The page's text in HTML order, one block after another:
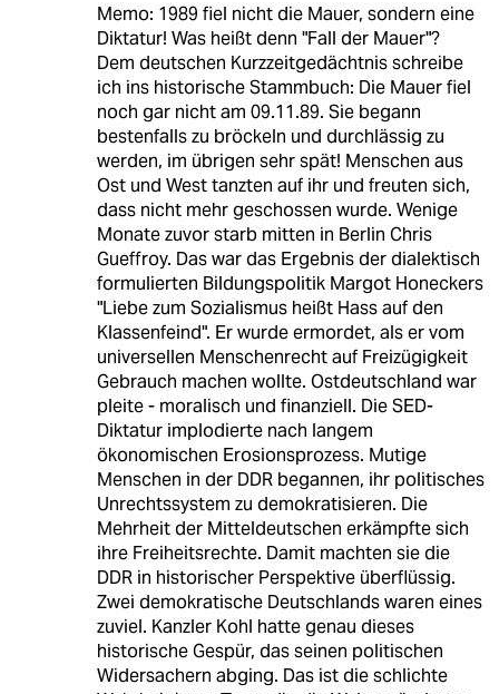
Memo: 1989 fiel nicht die Mauer, sondern eine
Diktatur! Was heißt denn "Fall der Mauer"?
Dem deutschen Kurzzeitgedächtnis schreibe
ich ins historische Stammbuch: Die Mauer fiel
noch gar nicht am 09.11.89. Sie begann
bestenfalls zu bröckeln und durchlässig zu
werden, im übrigen sehr spät! Menschen aus
Ost und West tanzten auf ihr und freuten sich,
dass nicht mehr geschossen wurde. Wenige
Monate zuvor starb mitten in Berlin Chris
Gueffroy. Das war das Ergebnis der dialektisch
formulierten Bildungspolitik Margot Honeckers
"Liebe zum Sozialismus heißt Hass auf den
Klassenfeind". Er wurde ermordet, als er vom
universellen Menschenrecht auf Freizügigkeit
Gebrauch machen wollte. Ostdeutschland war
pleite - moralisch und finanziell. Die SED-
Diktatur implodierte nach langem
ökonomischen Erosionsprozess. Mutige
Menschen in der DDR begannen, ihr politisches
Unrechtssystem zu demokratisieren. Die
Mehrheit der Mitteldeutschen erkämpfte sich
ihre Freiheitsrechte. Damit machten sie die
DDR in historischer Perspektive überflüssig.
Zwei demokratische Deutschlands waren eines
zuviel. Kanzler Kohl hatte genau dieses
historische Gespür, das seinen politischen
Widersachern abging. Das ist die schlichte